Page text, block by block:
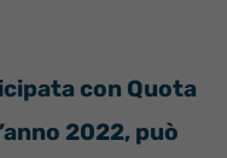
con Quota
2022, può